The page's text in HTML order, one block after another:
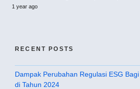
1 year ago
RECENT POSTS
Dampak Perubahan Regulasi ESG
di Tahun 2024